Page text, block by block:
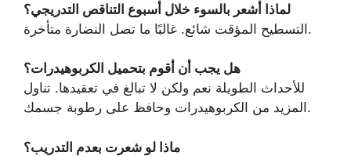
لماذا أشعر بالسوء خلال أسبوع التناقص التدريجي؟
التسطيح المؤقت شائع. غالبًا ما تصل النضارة متأخرة.
هل يجب أن أقوم بتحميل الكربوهيدرات؟
للأحداث الطويلة نعم ولكن لا تبالغ في تعقيدها. تناول
المزيد من الكربوهيدرات وحافظ على رطوبة جسمك.
ماذا لو شعرت بعدم التدريب؟